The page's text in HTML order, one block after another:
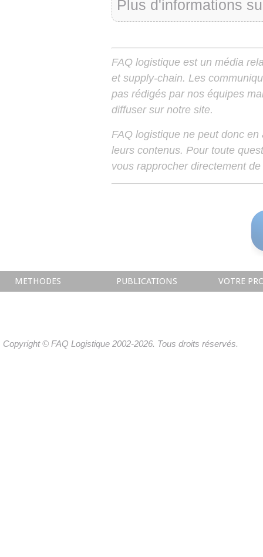
Plus d'informations
FAQ logistique est un média
et supply-chain. Les
pas rédigés par nos équipes
diffuser sur notre site.
FAQ logistique ne peut donc
leurs contenus. Pour toute
vous rapprocher directement
METHODES PUBLICATIONS VOTRE
Copyright © FAQ Logistique 2002-2026. Tous droits réservés.